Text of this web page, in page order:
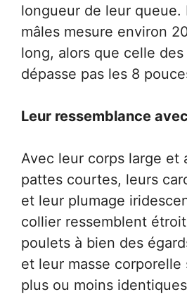
longueur de leur queue.
mâles mesure environ
long, alors que celle
dépasse pas les 8
Leur ressemblance
Avec leur corps large et
pattes courtes, leurs
et leur plumage
collier ressemblent
poulets à bien des
et leur masse
plus ou moins